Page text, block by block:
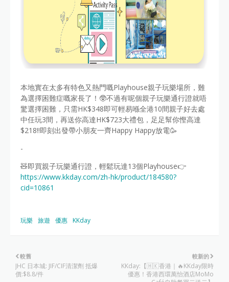
本地實在太多有特色又熱門嘅Playhouse親子玩樂場所，難
為選擇困難症嘅家長了！🥸不過有呢個親子玩樂通行證就唔
驚選擇困難，只需HK$348即可輕易喺全港10間親子好去處
中任玩3間，再送你高達HK$723大禮包，足足幫你慳高達
$218‼️即刻出發帶小朋友一齊Happy Happy放電🥳
-
🧸即買親子玩樂通行證，輕鬆玩達13個Playhouse👉
https://www.kkday.com/zh-hk/product/184580?
cid=10861
玩樂 旅遊 優惠 KKday
較新的
KKday:【🇭🇰香港｜🔥KKday限時
優惠！香港西環萬怡酒店MoMo
較舊
JHC 日本城: JIF/CIF清潔劑 抵爆
價:$8.8/件